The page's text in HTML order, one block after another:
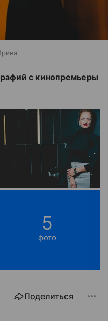
с кинопремьеры
5
фото
Поделиться